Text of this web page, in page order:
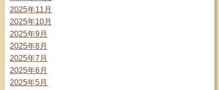
2025年11月
2025年10月
2025年9月
2025年8月
2025年7月
2025年6月
2025年5月